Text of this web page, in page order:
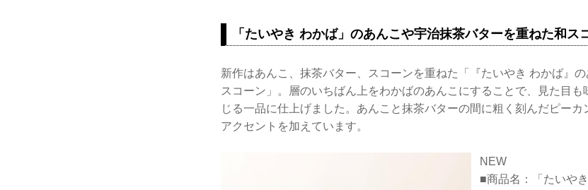
「たいやき わかば」のあんこや宇治抹茶バターを重ねた和ス
新作はあんこ、抹茶バター、スコーンを重ねた「『たいやき わかば』
スコーン」。層のいちばん上をわかばのあんこにすることで、見た目
じる一品に仕上げました。あんこと抹茶バターの間に粗く刻んだピー
アクセントを加えています。
NEW
■商品名：「たいや